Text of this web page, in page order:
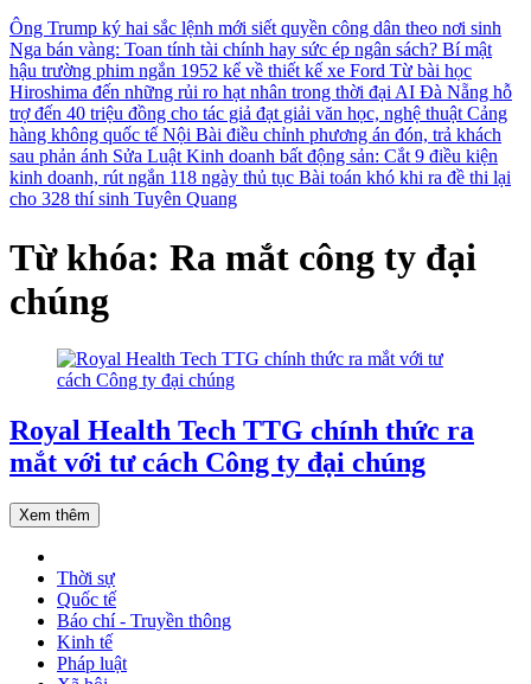
Ông Trump ký hai sắc lệnh mới siết quyền công dân theo nơi sinh
Nga bán vàng: Toan tính tài chính hay sức ép ngân sách? Bí mật
hậu trường phim ngắn 1952 kể về thiết kế xe Ford Từ bài học
Hiroshima đến những rủi ro hạt nhân trong thời đại AI Đà Nẵng hỗ
trợ đến 40 triệu đồng cho tác giả đạt giải văn học, nghệ thuậtCảng
hàng không quốc tế Nội Bài điều chỉnh phương án đón, trả khách
sau phản ánh Sửa Luật Kinh doanh bất động sản: Cắt 9 điều kiện
kinh doanh, rút ngắn 118 ngày thủ tục Bài toán khó khi ra đề thi lại
cho 328 thí sinh Tuyên Quang
Từ khóa: Ra mắt công ty đại
chúng
Royal Health Tech TTG chính thức ra
mắt với tư cách Công ty đại chúng
Xem thêm
Thời sự
Quốc tế
Báo chí - Truyền thông
Kinh tế
Pháp luật